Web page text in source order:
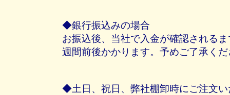
◆銀行振込みの場合
お振込後、当社で入金が確認される
週間前後かかります。予めご了承く
◆土日、祝日、弊社棚卸時にご注文